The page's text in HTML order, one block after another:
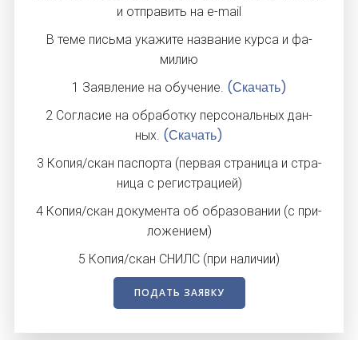
и от­пра­вить на e-mail
В те­ме пись­ма ука­жите наз­ва­ние кур­са и фа­
милию
1 За­яв­ле­ние на обу­чение. (Скачать)
2 Сог­ла­сие на об­ра­бот­ку пер­со­наль­ных дан­
ных. (Скачать)
3 Ко­пия/скан пас­порта (пер­вая стра­ница и стра­
ница с ре­гис­тра­ци­ей)
4 Ко­пия/скан до­кумен­та об об­ра­зова­нии (с при­
ложе­ни­ем)
5 Ко­пия/скан СНИЛС (при на­личии)
ПОДАТЬ ЗАЯВКУ